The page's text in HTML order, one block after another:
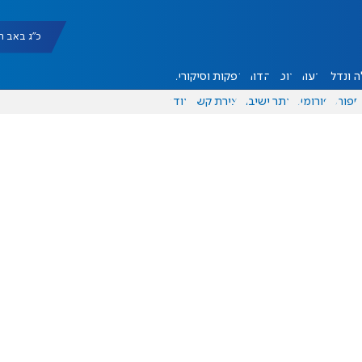
כ"ג באב תשפ"ו
ונדל"ן דעות אוכל יהדות הפקות וסיקורים
ספורט פורומים אתר ישיבה יצירת קשר עוד